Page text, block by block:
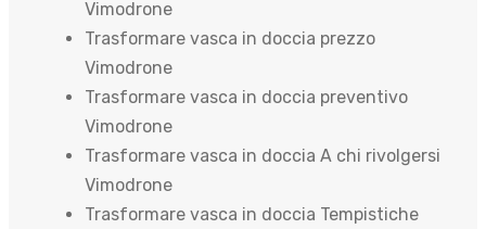
Vimodrone
Trasformare vasca in doccia prezzo
Vimodrone
Trasformare vasca in doccia preventivo
Vimodrone
Trasformare vasca in doccia A chi rivolgersi
Vimodrone
Trasformare vasca in doccia Tempistiche